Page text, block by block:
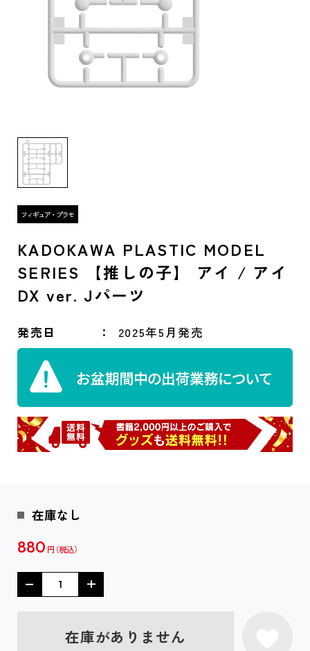
KADOKAWA PLASTIC MODEL
SERIES 【推しの子】 アイ / アイ
DX ver. Jパーツ
発売日 2025年5月発売
在庫なし
880 円
在庫がありません